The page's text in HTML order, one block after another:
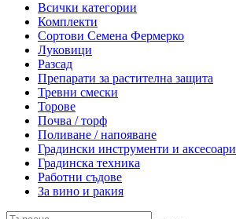
Всички категории
Комплекти
Сортови Семена Фермерко
Луковици
Разсад
Препарати за растителна защита
Тревни смески
Торове
Почва / торф
Поливане / напояване
Градински инструменти и аксесоари
Градинска техника
Работни съдове
За вино и ракия